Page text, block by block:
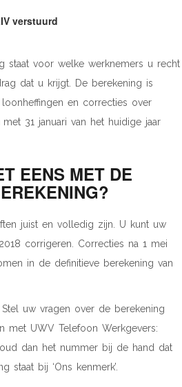
verstuurd
staat voor welke werknemers u recht
dat u krijgt. De berekening is
en correcties over
31 januari van het huidige jaar
EENS MET DE
juist en volledig zijn. U kunt uw
corrigeren. Correcties na 1 mei
in de definitieve berekening van
uw vragen over de berekening
met UWV Telefoon Werkgevers:
dan het nummer bij de hand dat
bij ‘Ons kenmerk’.